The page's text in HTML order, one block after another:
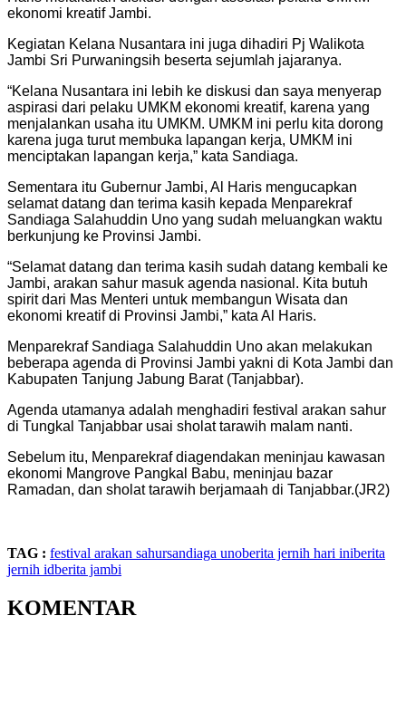
ekonomi kreatif Jambi.
Kegiatan Kelana Nusantara ini juga dihadiri Pj Walikota
Jambi Sri Purwaningsih beserta sejumlah jajaranya.
“Kelana Nusantara ini lebih ke diskusi dan saya menyerap
aspirasi dari pelaku UMKM ekonomi kreatif, karena yang
menjalankan usaha itu UMKM. UMKM ini perlu kita dorong
karena juga turut membuka lapangan kerja, UMKM ini
menciptakan lapangan kerja,” kata Sandiaga.
Sementara itu Gubernur Jambi, Al Haris mengucapkan
selamat datang dan terima kasih kepada Menparekraf
Sandiaga Salahuddin Uno yang sudah meluangkan waktu
berkunjung ke Provinsi Jambi.
“Selamat datang dan terima kasih sudah datang kembali ke
Jambi, arakan sahur masuk agenda nasional. Kita butuh
spirit dari Mas Menteri untuk membangun Wisata dan
ekonomi kreatif di Provinsi Jambi,” kata Al Haris.
Menparekraf Sandiaga Salahuddin Uno akan melakukan
beberapa agenda di Provinsi Jambi yakni di Kota Jambi dan
Kabupaten Tanjung Jabung Barat (Tanjabbar).
Agenda utamanya adalah menghadiri festival arakan sahur
di Tungkal Tanjabbar usai sholat tarawih malam nanti.
Sebelum itu, Menparekraf diagendakan meninjau kawasan
ekonomi Mangrove Pangkal Babu, meninjau bazar
Ramadan, dan sholat tarawih berjamaah di Tanjabbar.(JR2)
TAG : festival arakan sahursandiaga unoberita jernih hari iniberita
jernih idberita jambi
KOMENTAR